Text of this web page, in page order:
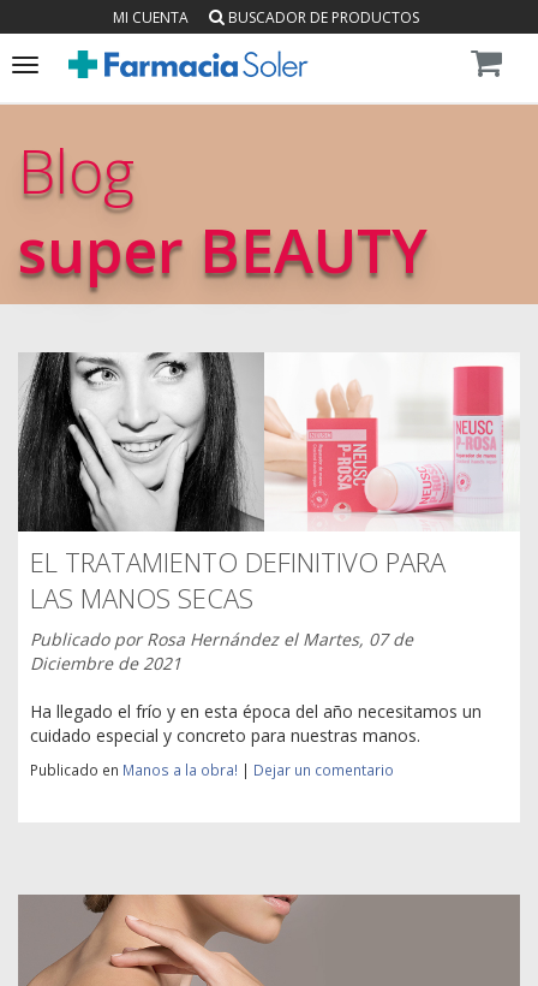
MI CUENTA BUSCADOR DE PRODUCTOS
Toggle
navigation
Blog
super BEAUTY
EL TRATAMIENTO DEFINITIVO PARA
LAS MANOS SECAS
Publicado porRosa Hernándezel Martes, 07 de
Diciembre de 2021
Ha llegado el frío y en esta época del año necesitamos un
cuidado especial y concreto para nuestras manos.
Publicado en Manos a la obra! | Dejar un comentario